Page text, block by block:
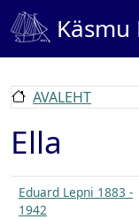
Liigu edasi põhisisu
AVALEHT
Ella
Eduard Lepni 1883 -
1942